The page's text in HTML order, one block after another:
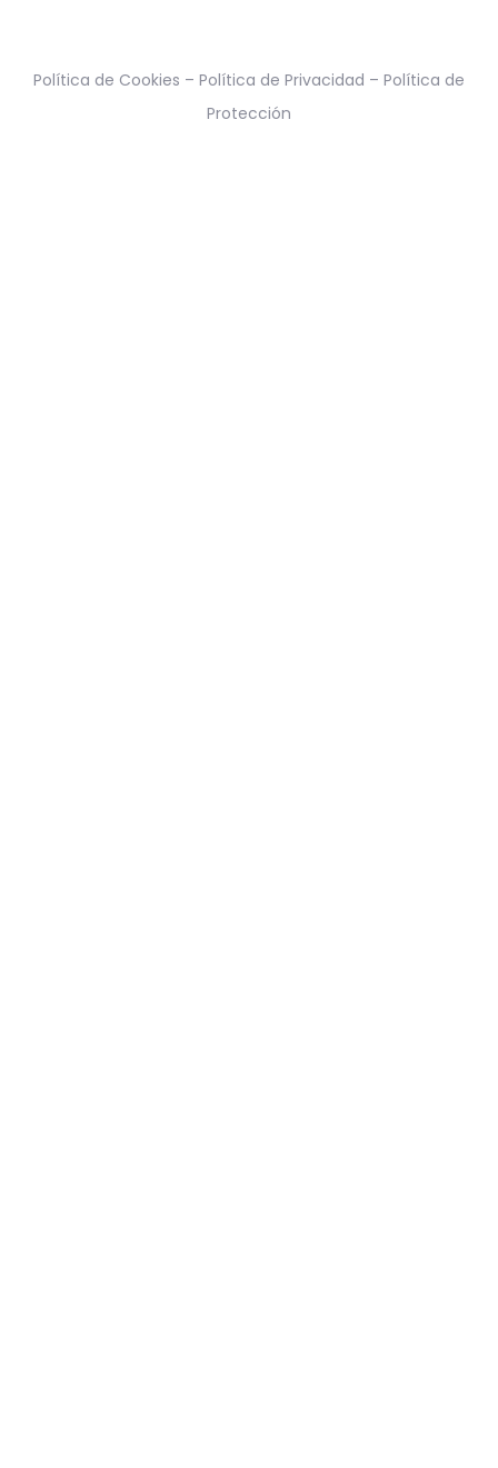
Política de Cookies – Política de Privacidad – Política de
Protección